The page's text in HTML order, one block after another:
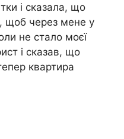
і сказала, що
щоб через мене у
не стало моєї
і сказав, що
квартира